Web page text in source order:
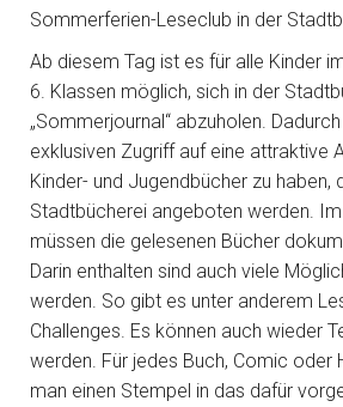
Sommerferien-Leseclub in der
Ab diesem Tag ist es für alle Kinder
6. Klassen möglich, sich in der
„Sommerjournal“ abzuholen.
exklusiven Zugriff auf eine attraktive
Kinder- und Jugendbücher zu haben,
Stadtbücherei angeboten werden. Im
müssen die gelesenen Bücher
Darin enthalten sind auch viele
werden. So gibt es unter anderem
Challenges. Es können auch wieder
werden. Für jedes Buch, Comic oder
man einen Stempel in das dafür